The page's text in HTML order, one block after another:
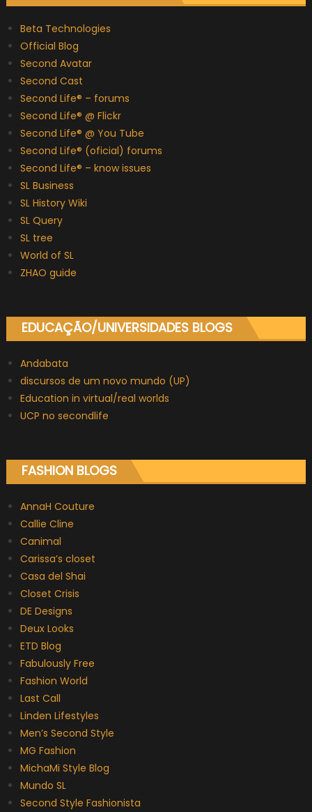
Beta Technologies
Official Blog
Second Avatar
Second Cast
Second Life® – forums
Second Life® @ Flickr
Second Life® @ You Tube
Second Life® (oficial) forums
Second Life® – know issues
SL Business
SL History Wiki
SL Query
SL tree
World of SL
ZHAO guide
EDUCAÇÃO/UNIVERSIDADES BLOGS
Andabata
discursos de um novo mundo (UP)
Education in virtual/real worlds
UCP no secondlife
FASHION BLOGS
AnnaH Couture
Callie Cline
Canimal
Carissa’s closet
Casa del Shai
Closet Crisis
DE Designs
Deux Looks
ETD Blog
Fabulously Free
Fashion World
Last Call
Linden Lifestyles
Men’s Second Style
MG Fashion
MichaMi Style Blog
Mundo SL
Second Style Fashionista